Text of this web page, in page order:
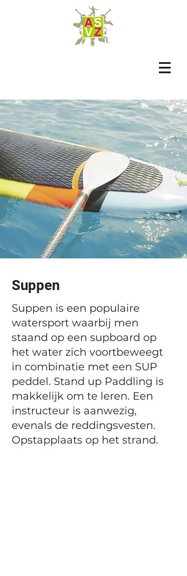
Suppen
Suppen is een populaire
watersport waarbij men
staand op een supboard op
het water zich voortbeweegt
in combinatie met een SUP
peddel. Stand up Paddling is
makkelijk om te leren. Een
instructeur is aanwezig,
evenals de reddingsvesten.
Opstapplaats op het strand.